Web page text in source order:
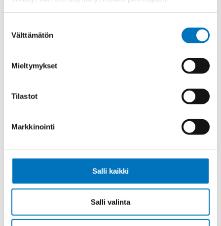
valinta
Välttämätön
Mieltymykset
Tilastot
Markkinointi
Salli kaikki
Salli valinta
PVC UL/CSA 18X0,34 (AWG22)
Ketjukaapeli KAWEFLEX 6410 SK-C-